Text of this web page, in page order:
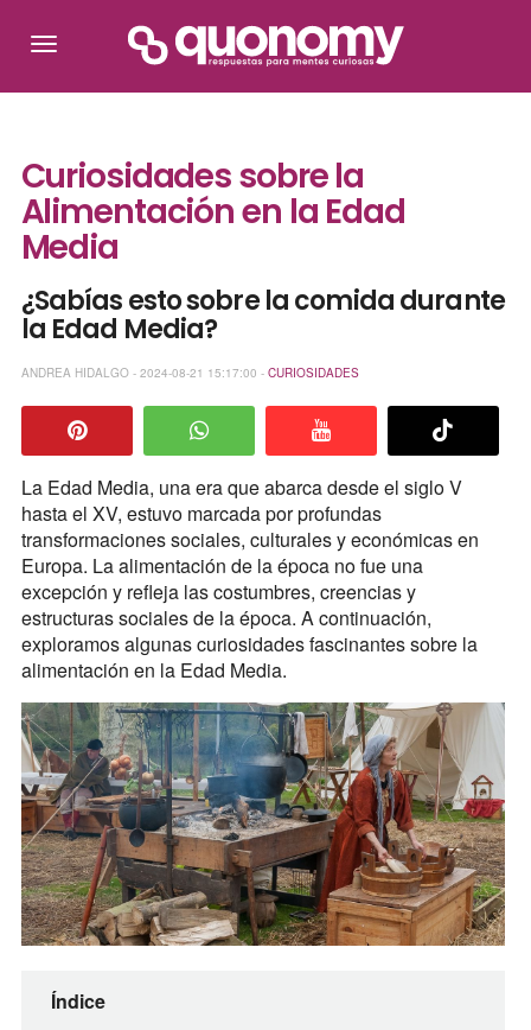
Curiosidades sobre la
Alimentación en la Edad
Media
¿Sabías esto sobre la comida durante
la Edad Media?
ANDREA HIDALGO - 2024-08-21 15:17:00 - CURIOSIDADES
La Edad Media, una era que abarca desde el siglo V
hasta el XV, estuvo marcada por profundas
transformaciones sociales, culturales y económicas en
Europa. La alimentación de la época no fue una
excepción y refleja las costumbres, creencias y
estructuras sociales de la época. A continuación,
exploramos algunas curiosidades fascinantes sobre la
alimentación en la Edad Media.
Índice